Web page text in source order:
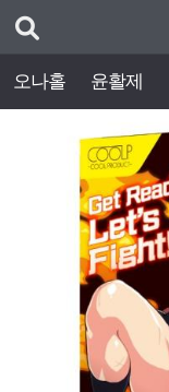
오나홀 윤활제